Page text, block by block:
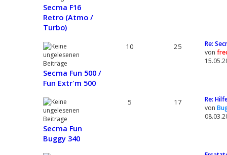
Secma F16
Retro (Atmo /
Turbo)
Secma Fun 500 /
Fun Extr'm 500
10 25
Re:
von
Secma Fun
Buggy 340
5 17
Re:
von